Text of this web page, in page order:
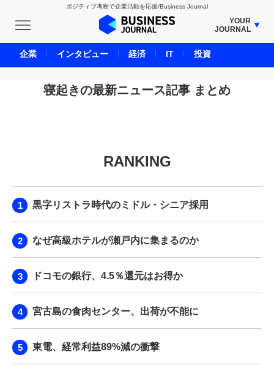
ポジティブ考察で企業活動を応援/Business Journal
YOUR
JOURNAL
BUSINESS JOURNAL
UNICORN JOURNAL
CARBON CREDITS JOURNAL
LIFE ENDING JOURNAL
BPaaS JOURNAL
寝起きの最新ニュース記事 まとめ
RANKING
黒字リストラ時代のミドル・シニア採用
なぜ高級ホテルが瀬戸内に集まるのか
ドコモの銀行、4.5％還元はお得か
宮古島の食肉センター、出荷が不能に
東電、経常利益89%減の衝撃
企業 インタビュー 経済 IT 投資